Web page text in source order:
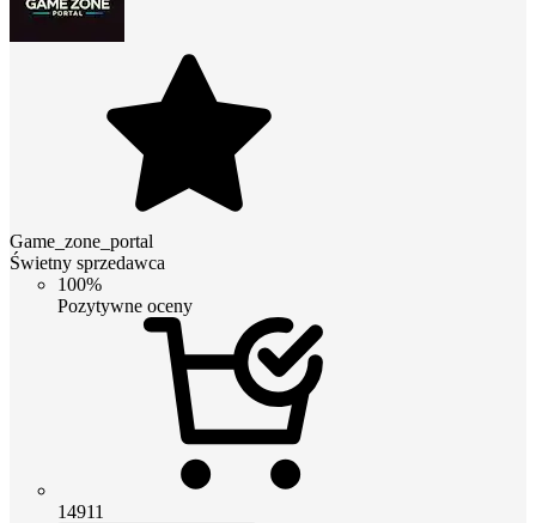
Game_zone_portal
Świetny sprzedawca
100%
Pozytywne oceny
14911